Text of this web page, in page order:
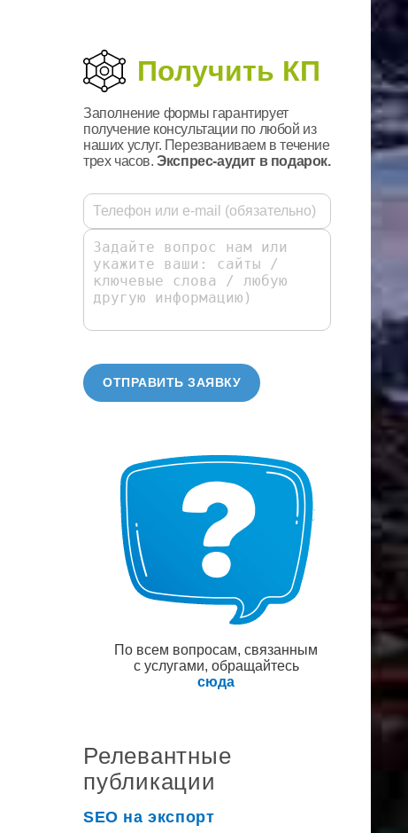
Получить КП
Заполнение формы гарантирует
получение консультации по любой из
наших услуг. Перезваниваем в течение
трех часов.Экспрес-аудит в подарок.
ОТПРАВИТЬ ЗАЯВКУ
По всем вопросам, связанным
с услугами, обращайтесь
сюда
Релевантные
публикации
SEO на экспорт